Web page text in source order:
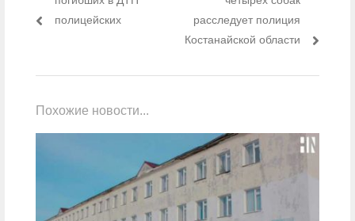
полицейских
расследует полиция
Костанайской области
Похожие новости...